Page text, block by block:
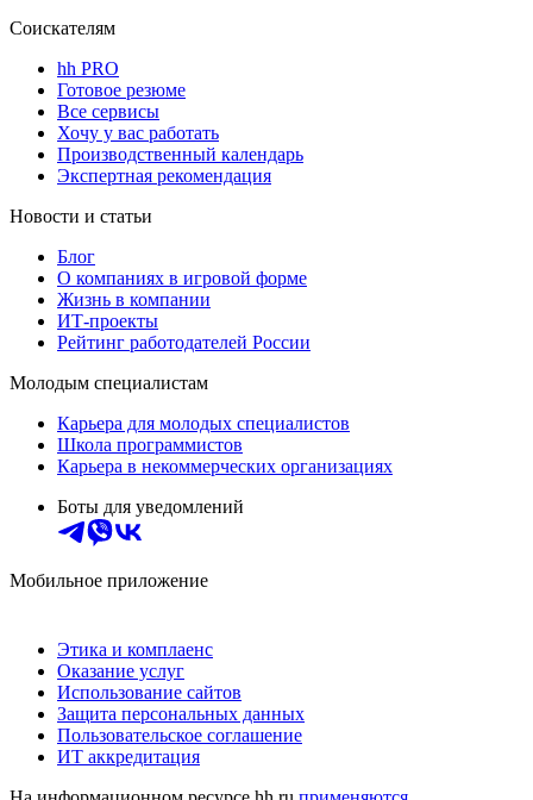
Соискателям
hh PRO
Готовое резюме
Все сервисы
Хочу у вас работать
Производственный календарь
Экспертная рекомендация
Новости и статьи
Блог
О компаниях в игровой форме
Жизнь в компании
ИТ-проекты
Рейтинг работодателей России
Молодым специалистам
Карьера для молодых специалистов
Школа программистов
Карьера в некоммерческих организациях
Боты для уведомлений
Мобильное приложение
Этика и комплаенс
Оказание услуг
Использование сайтов
Защита персональных данных
Пользовательское соглашение
ИТ аккредитация